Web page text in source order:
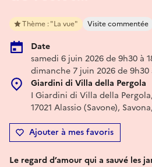
Thème : "La vue" Visite commentée
Date
samedi 6 juin 2026 de 9h30 à
dimanche 7 juin 2026 de 9h30
Giardini di Villa della Pergola
I Giardini di Villa della
17021 Alassio (Savone),
Ajouter à mes favoris
Le regard d’amour qui a sauvé les